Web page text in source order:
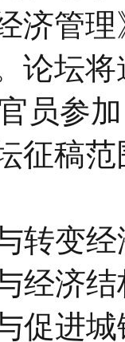
济管
论坛
员参
征稿
转变
经济
促进